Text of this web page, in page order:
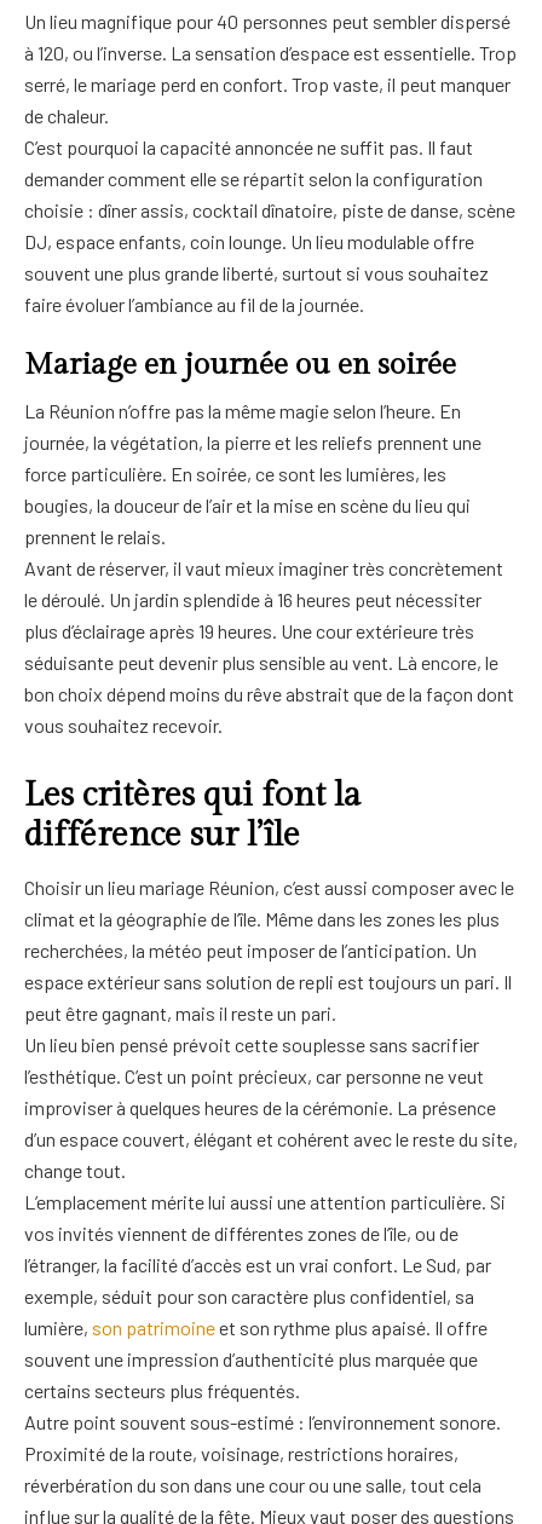
Un lieu magnifique pour 40 personnes peut sembler dispersé
à 120, ou l’inverse. La sensation d’espace est essentielle. Trop
serré, le mariage perd en confort. Trop vaste, il peut manquer
de chaleur.
C’est pourquoi la capacité annoncée ne suffit pas. Il faut
demander comment elle se répartit selon la configuration
choisie : dîner assis, cocktail dînatoire, piste de danse, scène
DJ, espace enfants, coin lounge. Un lieu modulable offre
souvent une plus grande liberté, surtout si vous souhaitez
faire évoluer l’ambiance au fil de la journée.
Mariage en journée ou en soirée
La Réunion n’offre pas la même magie selon l’heure. En
journée, la végétation, la pierre et les reliefs prennent une
force particulière. En soirée, ce sont les lumières, les
bougies, la douceur de l’air et la mise en scène du lieu qui
prennent le relais.
Avant de réserver, il vaut mieux imaginer très concrètement
le déroulé. Un jardin splendide à 16 heures peut nécessiter
plus d’éclairage après 19 heures. Une cour extérieure très
séduisante peut devenir plus sensible au vent. Là encore, le
bon choix dépend moins du rêve abstrait que de la façon dont
vous souhaitez recevoir.
Les critères qui font la
différence sur l’île
Choisir un lieu mariage Réunion, c’est aussi composer avec le
climat et la géographie de l’île. Même dans les zones les plus
recherchées, la météo peut imposer de l’anticipation. Un
espace extérieur sans solution de repli est toujours un pari. Il
peut être gagnant, mais il reste un pari.
Un lieu bien pensé prévoit cette souplesse sans sacrifier
l’esthétique. C’est un point précieux, car personne ne veut
improviser à quelques heures de la cérémonie. La présence
d’un espace couvert, élégant et cohérent avec le reste du site,
change tout.
L’emplacement mérite lui aussi une attention particulière. Si
vos invités viennent de différentes zones de l’île, ou de
l’étranger, la facilité d’accès est un vrai confort. Le Sud, par
exemple, séduit pour son caractère plus confidentiel, sa
lumière, son patrimoineet son rythme plus apaisé. Il offre
souvent une impression d’authenticité plus marquée que
certains secteurs plus fréquentés.
Autre point souvent sous-estimé : l’environnement sonore.
Proximité de la route, voisinage, restrictions horaires,
réverbération du son dans une cour ou une salle, tout cela
influe sur la qualité de la fête. Mieux vaut poser des questions